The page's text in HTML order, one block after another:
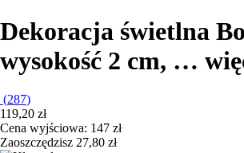
Dekoracja świetlna
wysokość 2 cm, …
(287)
119,20 zł
Cena wyjściowa: 147 zł
Zaoszczędzisz 27,80 zł